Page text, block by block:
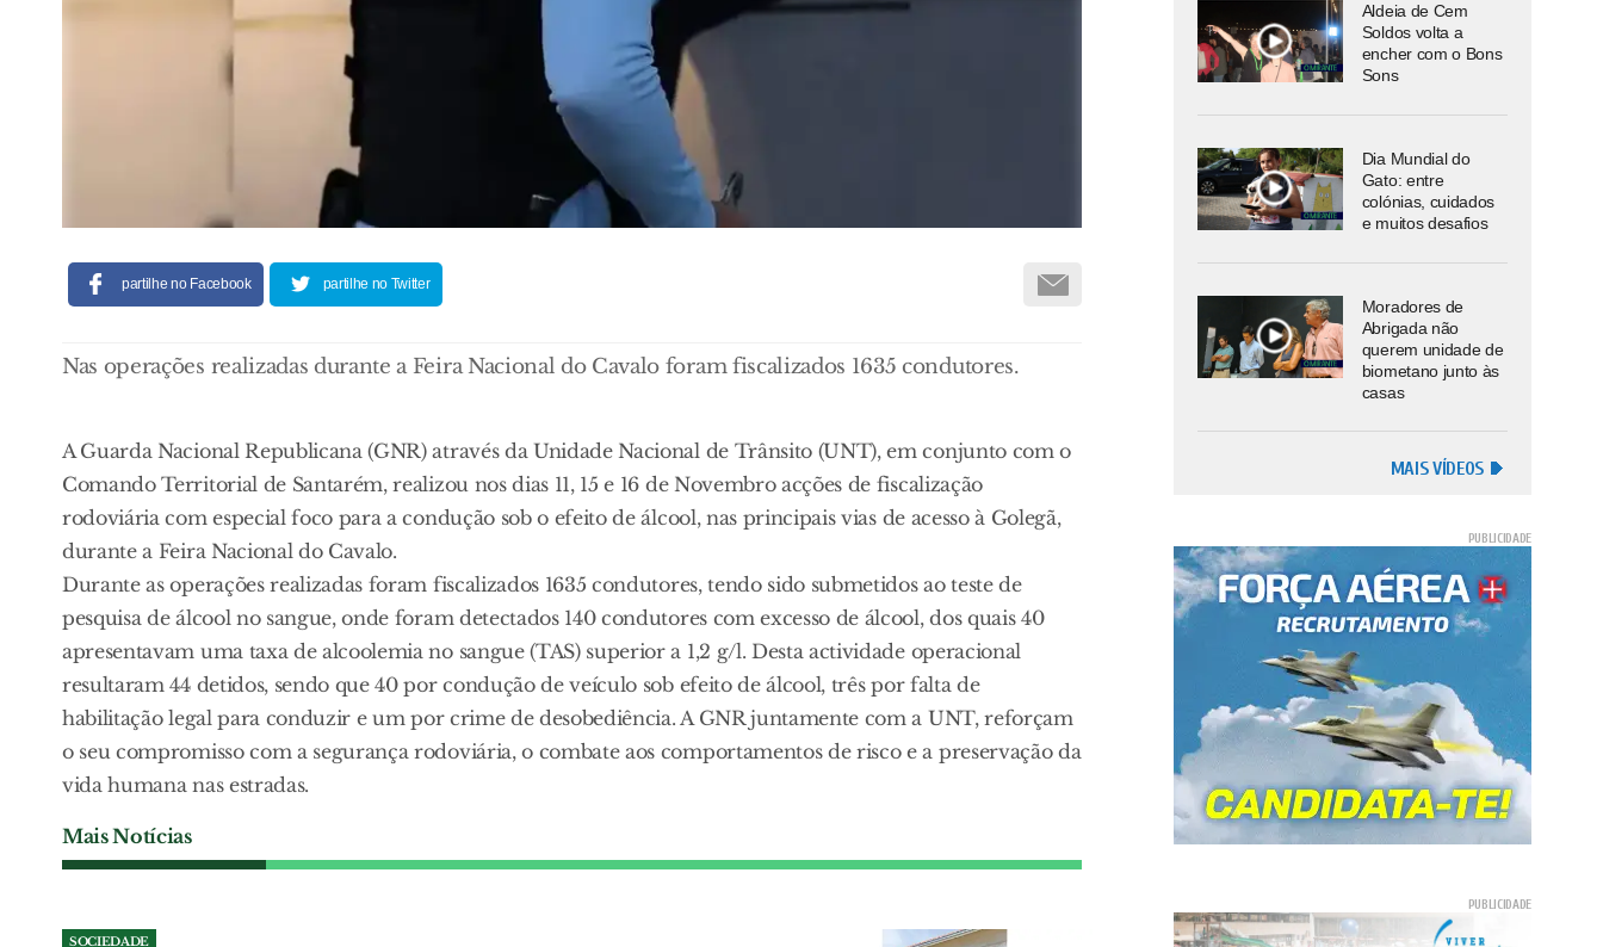
partilhe no Facebook partilhe no Twitter
Nas operações realizadas durante a Feira Nacional do Cavalo foram fiscalizados 1635 condutores.
A Guarda Nacional Republicana (GNR) através da Unidade Nacional de Trânsito (UNT), em conjunto com o
Comando Territorial de Santarém, realizou nos dias 11, 15 e 16 de Novembro acções de fiscalização
rodoviária com especial foco para a condução sob o efeito de álcool, nas principais vias de acesso à Golegã,
durante a Feira Nacional do Cavalo.
Durante as operações realizadas foram fiscalizados 1635 condutores, tendo sido submetidos ao teste de
pesquisa de álcool no sangue, onde foram detectados 140 condutores com excesso de álcool, dos quais 40
apresentavam uma taxa de alcoolemia no sangue (TAS) superior a 1,2 g/l. Desta actividade operacional
resultaram 44 detidos, sendo que 40 por condução de veículo sob efeito de álcool, três por falta de
habilitação legal para conduzir e um por crime de desobediência. A GNR juntamente com a UNT, reforçam
o seu compromisso com a segurança rodoviária, o combate aos comportamentos de risco e a preservação da
vida humana nas estradas.
Mais Notícias
SOCIEDADE
Aldeia de Cem
Soldos volta a
encher com o Bons
Sons
Dia Mundial do
Gato: entre
colónias, cuidados
e muitos desafios
Moradores de
Abrigada não
querem unidade de
biometano junto às
casas
MAIS VÍDEOS